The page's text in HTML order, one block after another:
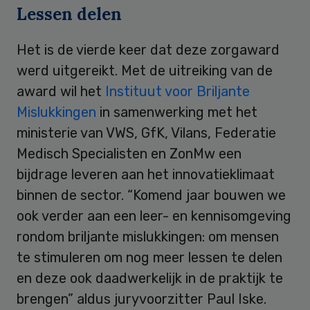
Lessen delen
Het is de vierde keer dat deze zorgaward
werd uitgereikt. Met de uitreiking van de
award wil het Instituut voor Briljante
Mislukkingen in samenwerking met het
ministerie van VWS, GfK, Vilans, Federatie
Medisch Specialisten en ZonMw een
bijdrage leveren aan het innovatieklimaat
binnen de sector. “Komend jaar bouwen we
ook verder aan een leer- en kennisomgeving
rondom briljante mislukkingen: om mensen
te stimuleren om nog meer lessen te delen
en deze ook daadwerkelijk in de praktijk te
brengen” aldus juryvoorzitter Paul Iske.